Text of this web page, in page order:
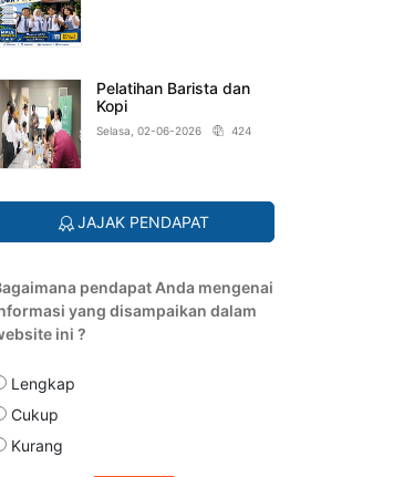
Pelatihan Barista dan
Kopi
Selasa, 02-06-2026 424
JAJAK PENDAPAT
pendapat Anda mengenai
yang disampaikan dalam
ini ?
Lengkap
Cukup
Kurang